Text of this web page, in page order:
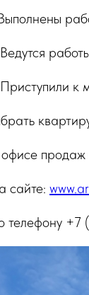
к
офисе
сайте:
телефону